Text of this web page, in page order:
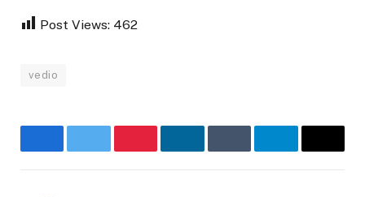
Post Views: 462
vedio
FacebookTwitterPinterestLinkedInTumblrTelegram
Email